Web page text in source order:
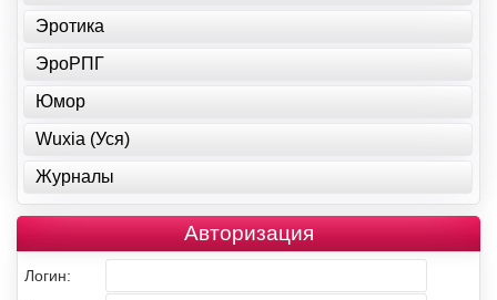
Эротика
ЭроРПГ
Юмор
Wuxia (Уся)
Журналы
Авторизация
Логин: